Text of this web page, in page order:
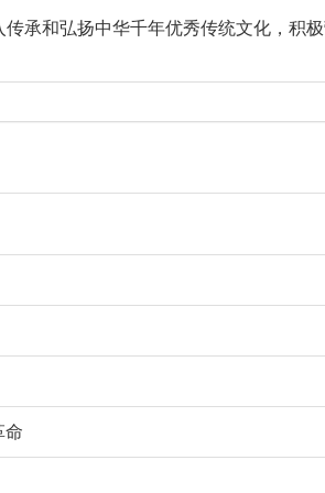
承和弘扬中华千年优秀传统文化，积
命